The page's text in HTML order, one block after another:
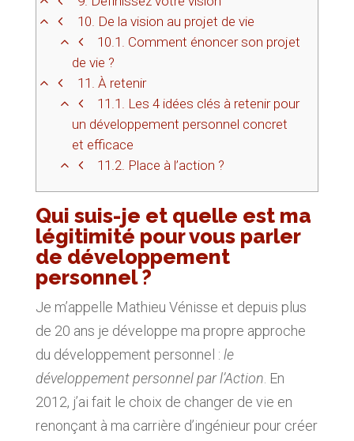
10. De la vision au projet de vie
10.1. Comment énoncer son projet
de vie ?
11. À retenir
11.1. Les 4 idées clés à retenir pour
un développement personnel concret
et efficace
11.2. Place à l’action ?
Qui suis-je et quelle est ma
légitimité pour vous parler
de développement
personnel ?
Je m’appelle Mathieu Vénisse et depuis plus
de 20 ans je développe ma propre approche
du développement personnel : le
développement personnel par l’Action. En
2012, j’ai fait le choix de changer de vie en
renonçant à ma carrière d’ingénieur pour créer